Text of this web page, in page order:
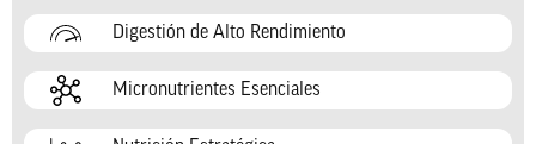
Digestión de Alto Rendimiento
Micronutrientes Esenciales